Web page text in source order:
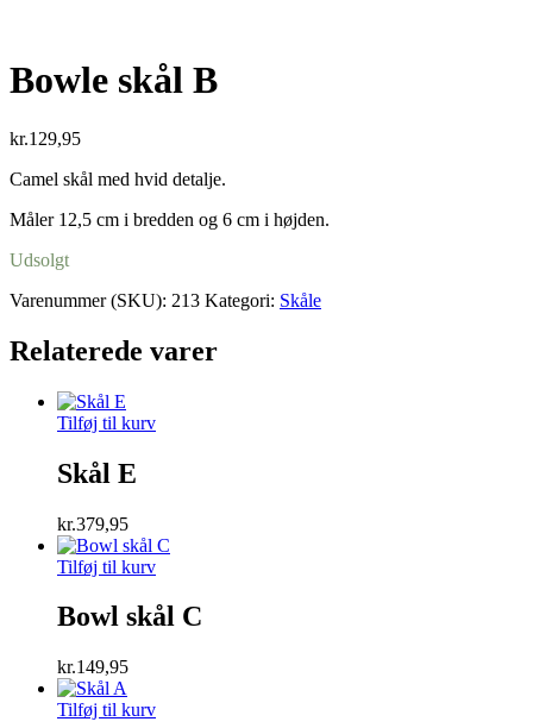
Bowle skål B
kr.129,95
Camel skål med hvid detalje.
Måler 12,5 cm i bredden og 6 cm i højden.
Udsolgt
Varenummer (SKU): 213 Kategori: Skåle
Relaterede varer
Tilføj til kurv
Skål E
kr.379,95
Tilføj til kurv
Bowl skål C
kr.149,95
Tilføj til kurv